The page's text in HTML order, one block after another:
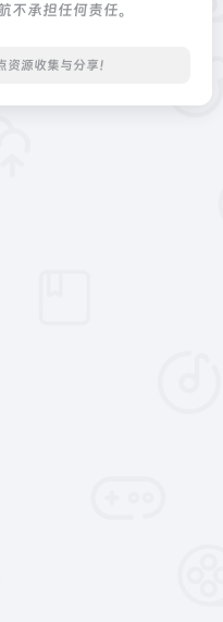
不承担任何责任。
源收集与分享！